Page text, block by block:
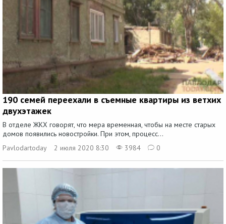
190 семей переехали в съемные квартиры из ветхих
двухэтажек
В отделе ЖКХ говорят, что мера временная, чтобы на месте старых
домов появились новостройки. При этом, процесс...
Pavlodartoday
2 июля 2020 8:30 3984 0